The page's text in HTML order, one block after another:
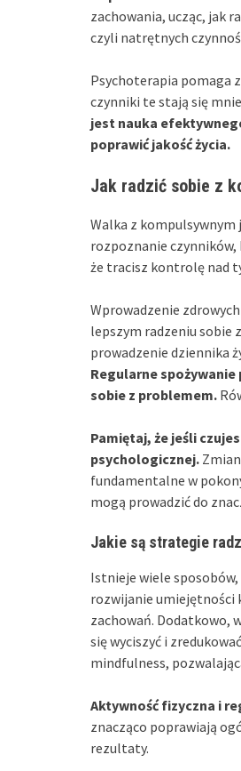
zachowania, ucząc, jak
czyli natrętnych
Psychoterapia pomaga
czynniki te stają się
jest nauka
poprawić jakość życia.
Jak radzić sobie z
Walka z kompulsywnym
rozpoznanie
że tracisz kontrolę nad
Wprowadzenie
lepszym radzeniu sobie
prowadzenie dziennika
Regularne
sobie z problemem.
Pamiętaj, że jeśli
psychologicznej.
fundamentalne w
mogą prowadzić do
Jakie są strategie
Istnieje wiele
rozwijanie umiejętności
zachowań. Dodatkowo,
się wyciszyć i
mindfulness,
Aktywność fizyczna i
znacząco poprawiają
rezultaty.